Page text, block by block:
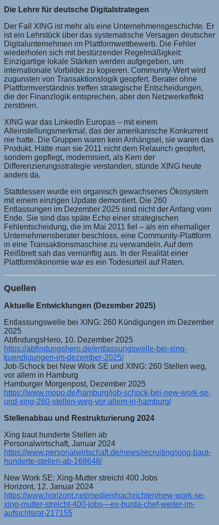
Die Lehre für deutsche Digitalstrategen
Der Fall XING ist mehr als eine Unternehmensgeschichte. Er
ist ein Lehrstück über das systematische Versagen deutscher
Digitalunternehmen im Plattformwettbewerb. Die Fehler
wiederholen sich mit bestürzender Regelmäßigkeit:
Einzigartige lokale Stärken werden aufgegeben, um
internationale Vorbilder zu kopieren. Community-Wert wird
zugunsten von Transaktionslogik geopfert. Berater ohne
Plattformverständnis treffen strategische Entscheidungen,
die der Finanzlogik entsprechen, aber den Netzwerkeffekt
zerstören.
XING war das LinkedIn Europas – mit einem
Alleinstellungsmerkmal, das der amerikanische Konkurrent
nie hatte. Die Gruppen waren kein Anhängsel, sie waren das
Produkt. Hätte man sie 2011 nicht dem Relaunch geopfert,
sondern gepflegt, modernisiert, als Kern der
Differenzierungsstrategie verstanden, stünde XING heute
anders da.
Stattdessen wurde ein organisch gewachsenes Ökosystem
mit einem einzigen Update demontiert. Die 260
Entlassungen im Dezember 2025 sind nicht der Anfang vom
Ende. Sie sind das späte Echo einer strategischen
Fehlentscheidung, die im Mai 2011 fiel – als ein ehemaliger
Unternehmensberater beschloss, eine Community-Plattform
in eine Transaktionsmaschine zu verwandeln. Auf dem
Reißbrett sah das vernünftig aus. In der Realität einer
Plattformökonomie war es ein Todesurteil auf Raten.
Quellen
Aktuelle Entwicklungen (Dezember 2025)
Entlassungswelle bei XING: 260 Kündigungen im Dezember
2025
AbfindungsHero, 10. Dezember 2025
https://abfindungshero.de/entlassungswelle-bei-xing-
kuendigungen-im-dezember-2025/
Job-Schock bei New Work SE und XING: 260 Stellen weg,
vor allem in Hamburg
Hamburger Morgenpost, Dezember 2025
https://www.mopo.de/hamburg/job-schock-bei-new-work-se-
und-xing-260-stellen-weg-vor-allem-in-hamburg/
Stellenabbau und Restrukturierung 2024
Xing baut hunderte Stellen ab
Personalwirtschaft, Januar 2024
https://www.personalwirtschaft.de/news/recruiting/xing-baut-
hunderte-stellen-ab-168648/
New Work SE: Xing-Mutter streicht 400 Jobs
Horizont, 12. Januar 2024
https://www.horizont.net/medien/nachrichten/new-work-se-
xing-mutter-streicht-400-jobs—ex-burda-chef-weiter-im-
aufsichtsrat-217155